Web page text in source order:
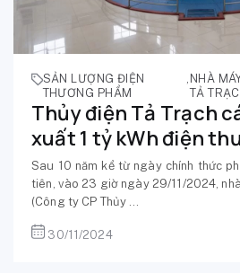
SẢN LƯỢNG ĐIỆN
THƯƠNG PHẨM
, NHÀ
TẢ
Thủy điện Tả Trạch
xuất 1 tỷ kWh điện
Sau 10 năm kể từ ngày chính thức
tiên, vào 23 giờ ngày 29/11/2024,
(Công ty CP Thủy ...
30/11/2024